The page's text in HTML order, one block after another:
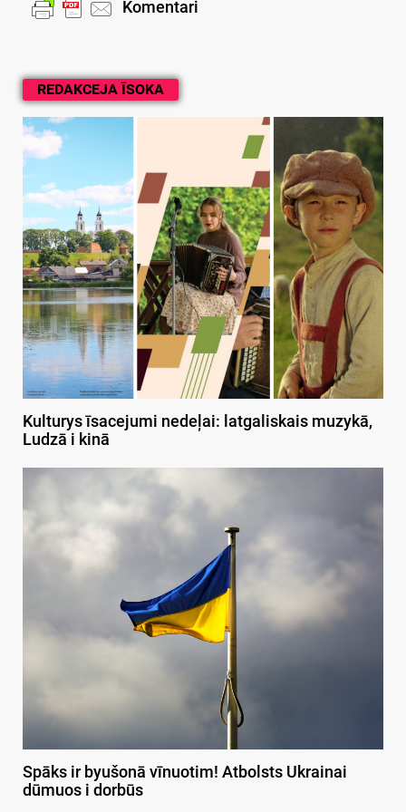
REDAKCEJA ĪSOKA
Kulturys īsacejumi nedeļai: latgaliskais muzykā,
Ludzā i kinā
Spāks ir byušonā vīnuotim! Atbolsts Ukrainai
dūmuos i dorbūs
Komentari